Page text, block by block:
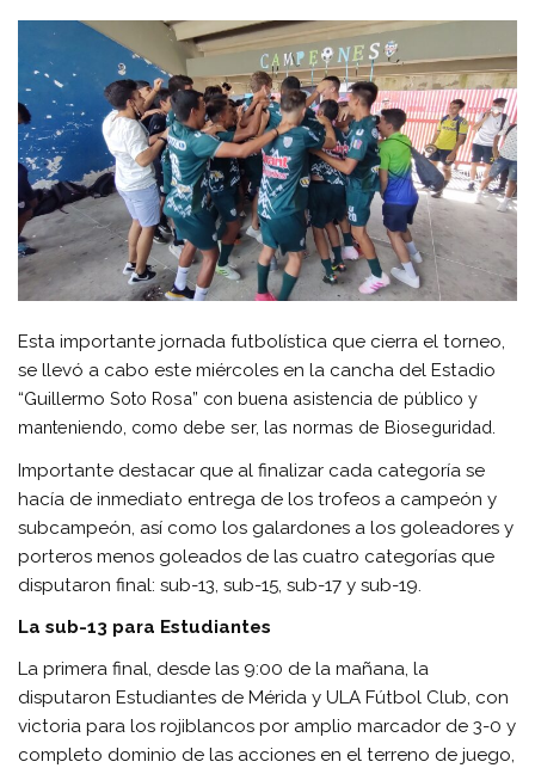
Esta importante jornada futbolística que cierra el torneo,
se llevó a cabo este miércoles en la cancha del Estadio
“GuillermoSoto Rosa” con buena asistencia de público y
manteniendo, como debe ser, las normas de Bioseguridad.
Importante destacar que al finalizar cada categoría se
hacía de inmediato entrega de los trofeos a campeón y
subcampeón, así como los galardones a los goleadores y
porteros menos goleados de las cuatro categorías que
disputaron final: sub-13, sub-15, sub-17 y sub-19.
La sub-13 para Estudiantes
La primera final, desde las 9:00 de la mañana, la
disputaron Estudiantes de Mérida y ULA Fútbol Club, con
victoria para los rojiblancos por amplio marcador de 3-0 y
completo dominio de las acciones en el terreno de juego,